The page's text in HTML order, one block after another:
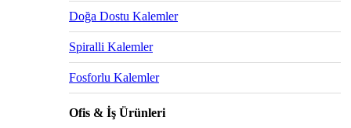
Doğa Dostu Kalemler
Spiralli Kalemler
Fosforlu Kalemler
Ofis & İş Ürünleri